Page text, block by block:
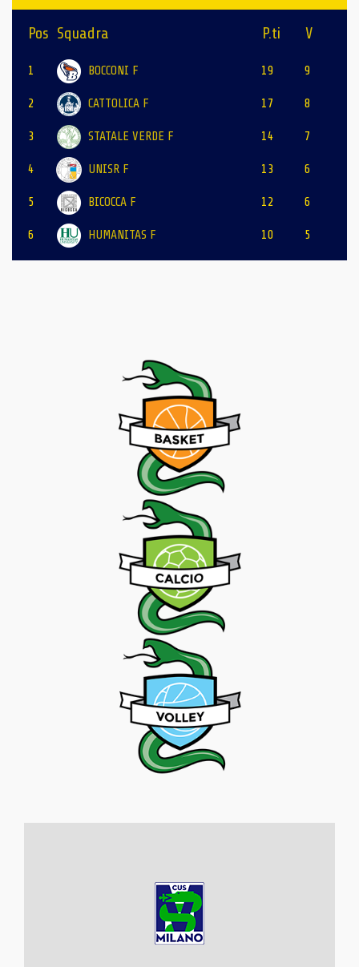
Pos Squadra P.ti V
1 BOCCONI F 19 9
2 CATTOLICA F 17 8
3 STATALE VERDE F 14 7
4 UNISR F 13 6
5 BICOCCA F 12 6
6 HUMANITAS F 10 5